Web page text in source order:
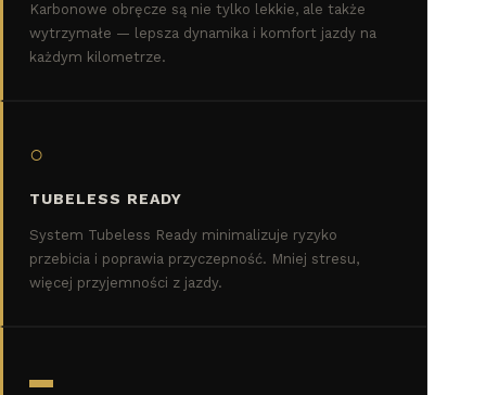
Karbonowe obręcze są nie tylko lekkie, ale także
wytrzymałe — lepsza dynamika i komfort jazdy na
każdym kilometrze.
○
TUBELESS READY
System Tubeless Ready minimalizuje ryzyko
przebicia i poprawia przyczepność. Mniej stresu,
więcej przyjemności z jazdy.
▬